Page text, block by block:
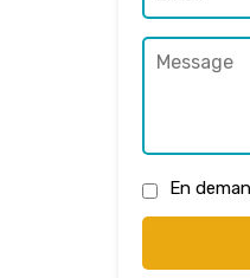
En